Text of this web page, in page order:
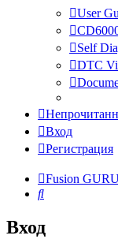
User
Self
DTC
Вход
Регистрация
Fusion
Поиск
Вход